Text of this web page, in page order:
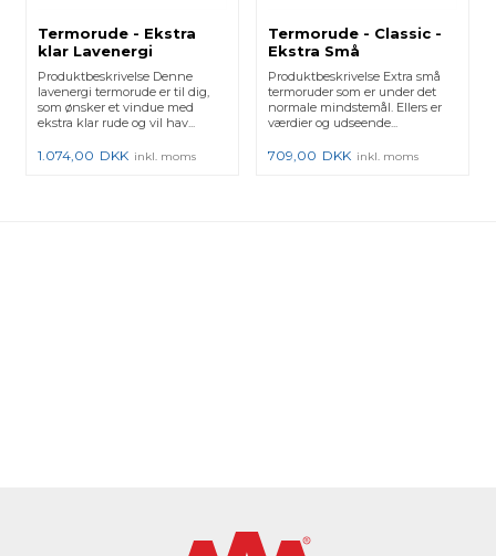
Termorude - Ekstra
klar Lavenergi
Produktbeskrivelse Denne
lavenergi termorude er til dig,
som ønsker et vindue med
ekstra klar rude og vil hav...
1.074,00 DKK inkl. moms
Termorude - Classic -
Ekstra Små
Produktbeskrivelse Extra små
termoruder som er under det
normale mindstemål. Ellers er
værdier og udseende...
709,00 DKK inkl. moms